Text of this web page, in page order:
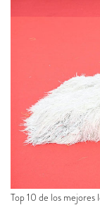
Top 10 de los